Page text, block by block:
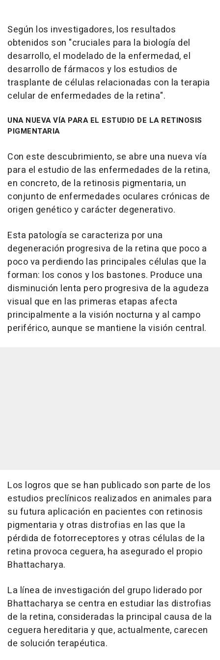
Según los investigadores, los resultados
obtenidos son "cruciales para la biología del
desarrollo, el modelado de la enfermedad, el
desarrollo de fármacos y los estudios de
trasplante de células relacionadas con la terapia
celular de enfermedades de la retina".
UNA NUEVA VÍA PARA EL ESTUDIO DE LA RETINOSIS
PIGMENTARIA
Con este descubrimiento, se abre una nueva vía
para el estudio de las enfermedades de la retina,
en concreto, de la retinosis pigmentaria, un
conjunto de enfermedades oculares crónicas de
origen genético y carácter degenerativo.
Esta patología se caracteriza por una
degeneración progresiva de la retina que poco a
poco va perdiendo las principales células que la
forman: los conos y los bastones. Produce una
disminución lenta pero progresiva de la agudeza
visual que en las primeras etapas afecta
principalmente a la visión nocturna y al campo
periférico, aunque se mantiene la visión central.
Los logros que se han publicado son parte de los
estudios preclínicos realizados en animales para
su futura aplicación en pacientes con retinosis
pigmentaria y otras distrofias en las que la
pérdida de fotorreceptores y otras células de la
retina provoca ceguera, ha asegurado el propio
Bhattacharya.
La línea de investigación del grupo liderado por
Bhattacharya se centra en estudiar las distrofias
de la retina, consideradas la principal causa de la
ceguera hereditaria y que, actualmente, carecen
de solución terapéutica.